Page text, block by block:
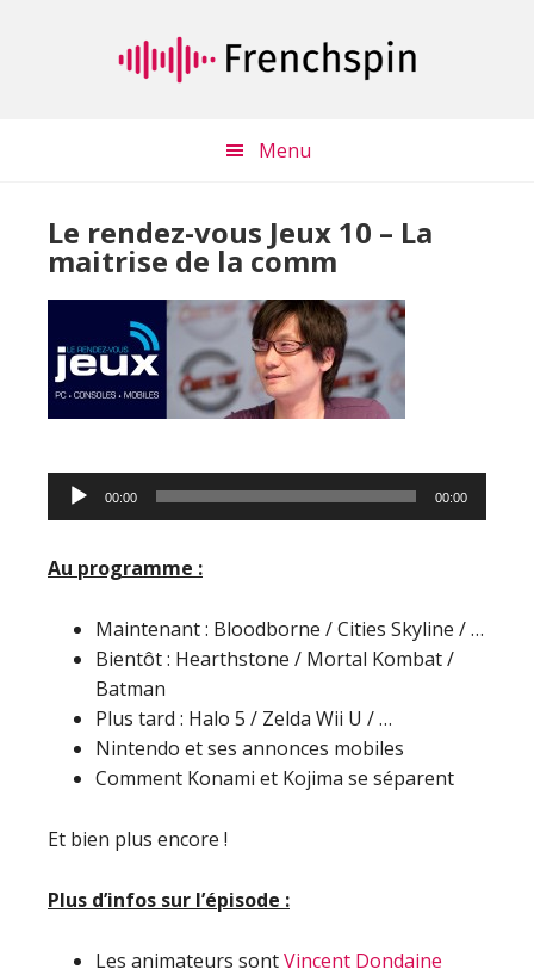
Menu
Le rendez-vous Jeux 10 – La
maitrise de la comm
Lecteur
audio
00:00 00:00
Au programme :
Maintenant : Bloodborne / Cities Skyline / …
Bientôt : Hearthstone / Mortal Kombat /
Batman
Plus tard : Halo 5 / Zelda Wii U / …
Nintendo et ses annonces mobiles
Comment Konami et Kojima se séparent
Et bien plus encore !
Plus d’infos sur l’épisode :
Les animateurs sontVincent Dondaine